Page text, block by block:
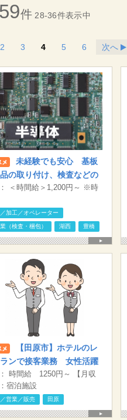
59件 28-36件表示中
2 3 4 5 6 次へ
未経験でも安心 基板
の取り付け、検査などの
＜時間給＞1,200円～ ※時
月収例】 21.6万円（1200円
）×20日＋残業
加工／オペレーター
（検査・梱包） 湖西 豊橋
【田原市】ホテルのレ
ランで接客業務 女性活躍
時間給 1250円～ 【月収
万円（8時間×1250円）×21
外の勤務については、別途
ます
宿泊施設
営業／販売 田原